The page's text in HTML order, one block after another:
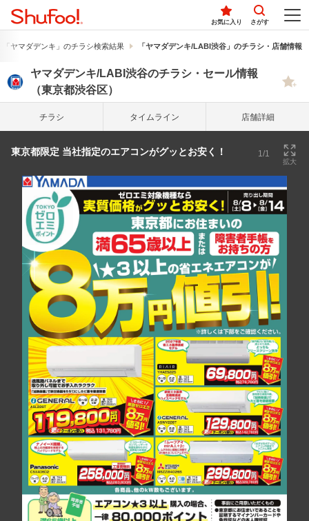
お気に入り さがす
「ヤマダデンキ」のチラシ検索結果 「ヤマダデンキ/LABI渋谷」のチラシ・店舗情報
ヤマダデンキ/LABI渋谷のチラシ・セール情報
（東京都渋谷区）
チラシ タイム ライン 店舗詳細
東京都限定 当社指定のエアコンがグッとお安く！ 1/1
拡大